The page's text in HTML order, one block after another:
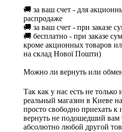
🚚 за ваш счет - для
распродаже
🚚 за ваш счет - при заказе
🚚 бесплатно - при заказе
кроме акционных товаров
на склад Нової Пошти)
Можно ли вернуть или
Так как у нас есть не
реальный магазин в Киеве
просто свободно приехать
вернуть не подошедший
абсолютно любой другой